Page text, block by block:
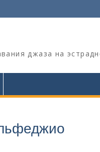
джаза на